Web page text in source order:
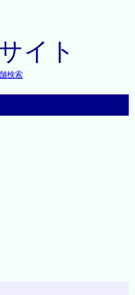
イト
検索